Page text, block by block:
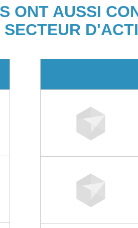
ONT AUSSI